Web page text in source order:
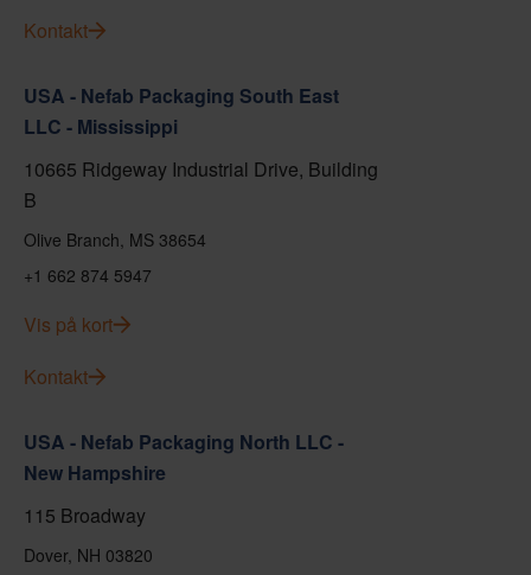
Kontakt
USA - Nefab Packaging South East
LLC - Mississippi
10665 Ridgeway Industrial Drive, Building
B
Olive Branch, MS 38654
+1 662 874 5947
Vis på kort
Kontakt
USA - Nefab Packaging North LLC -
New Hampshire
115 Broadway
Dover, NH 03820